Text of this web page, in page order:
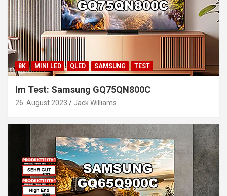
8K MINI LED QLED SAMSUNG TEST
Im Test: Samsung GQ75QN800C
26. August 2023 Jack Williams